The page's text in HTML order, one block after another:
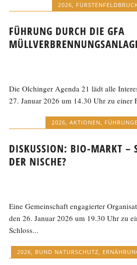
2026
FÜHRUNG DURCH DIE GFA
Die Olchinger Agenda 21 lädt alle
27. Januar 2026 um 14.30 Uhr zu einer
2026, AKTIONEN,
DISKUSSION: BIO-MARKT –
DER NISCHE?
Eine Gemeinschaft engagierter
den 26. Januar 2026 um 19.30 Uhr zu
Schloss...
2026, BUND NATURSCHUTZ,